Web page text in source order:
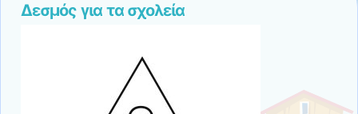
Δεσμός για τα σχολεία